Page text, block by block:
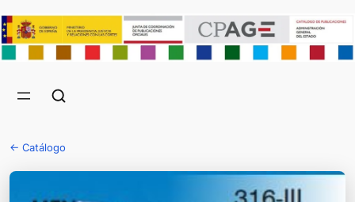
← Catálogo